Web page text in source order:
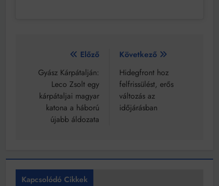
Bejegyzés
navigáció
Előző
Gyász Kárpátalján:
Leco Zsolt egy
kárpátaljai magyar
katona a háború
újabb áldozata
Következő
Hidegfront hoz
felfrissülést, erős
változás az
időjárásban
Kapcsolódó Cikkek